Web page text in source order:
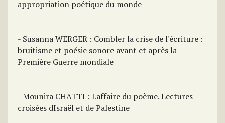
appropriation poétique du monde
- Susanna WERGER : Combler la crise de l'écriture :
bruitisme et poésie sonore avant et après la
Première Guerre mondiale
- Mounira CHATTI : Laffaire du poème. Lectures
croisées dIsraël et de Palestine